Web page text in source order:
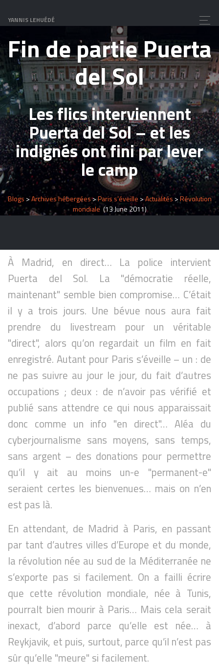
YANNIS LEHUÉDÉ
L’acampada de Madrid
Fin de partie Puerta
del Sol
Les flics interviennent
Puerta del Sol – et les
indignés ont fini par lever
le camp
Blogs >Archives hébergées>Paris s’éveille >Actualités >Révolution
mondiale (13 June 2011)
À Madrid, en direct… La police intervient
Puerta del Sol. La "démocratie réelle,
maintenant" semble bien compromise… C’était
il y a trois jours. Une bévue nous aura fait
prendre du livestream pour un véritable
"direct", alors qu’on regardait un film en fait
enregistré. Autant pour Paris s’éveille – un : de
ne pas suivre au jour le jour, du fait d’autres
occupations ; deux : de n’avoir pas vérifié et
publié sans attendre ce qui nous apparaissait
donc comme un info "en direct"… Aléa du
cyberjournalisme sans moyens, sans temps,
sans argent – des donations pour permettre
qu’il y ait au moins un-e "permanent-e"
seraient certes les bienvenues… mais on n’en
est pas là.
En attendant, de Madrid à Paris, en passant
par tant d’autres villes d’Europe et du monde,
la révolution née au sud de la Méditerranée ne
s’exporte pas si facilement. On a failli écrire
que cette révolution mondiale, née à Tunis,
pourralt bien mourir à Paris… Mais cela serait
inexact, d’abord parce qu’elle est née… à
Reykjavik, et puis, surtout, parce qu’il n’est pas
sûr qu’elle "meure" si facilement.